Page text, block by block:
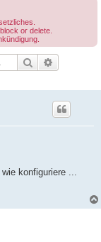
or delete.
Suche
konfiguriere ...